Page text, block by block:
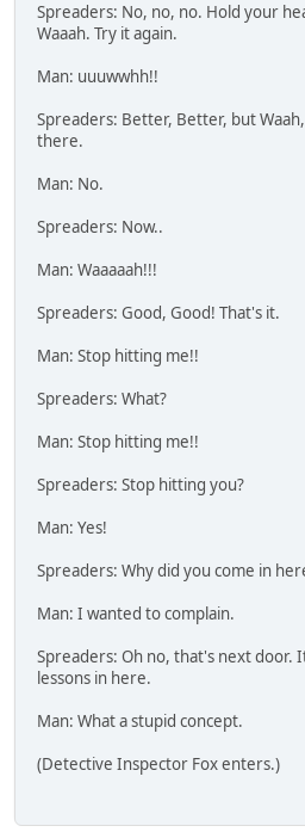
Spreaders: No, no, no. Hold your
Waaah. Try it again.
Man: uuuwwhh!!
Spreaders: Better, Better, but
there.
Man: No.
Spreaders: Now..
Man: Waaaaah!!!
Spreaders: Good, Good! That's it.
Man: Stop hitting me!!
Spreaders: What?
Man: Stop hitting me!!
Spreaders: Stop hitting you?
Man: Yes!
Spreaders: Why did you come in
Man: I wanted to complain.
Spreaders: Oh no, that's next door.
lessons in here.
Man: What a stupid concept.
(Detective Inspector Fox enters.)